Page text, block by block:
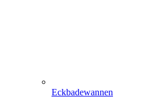
Eckbadewannen